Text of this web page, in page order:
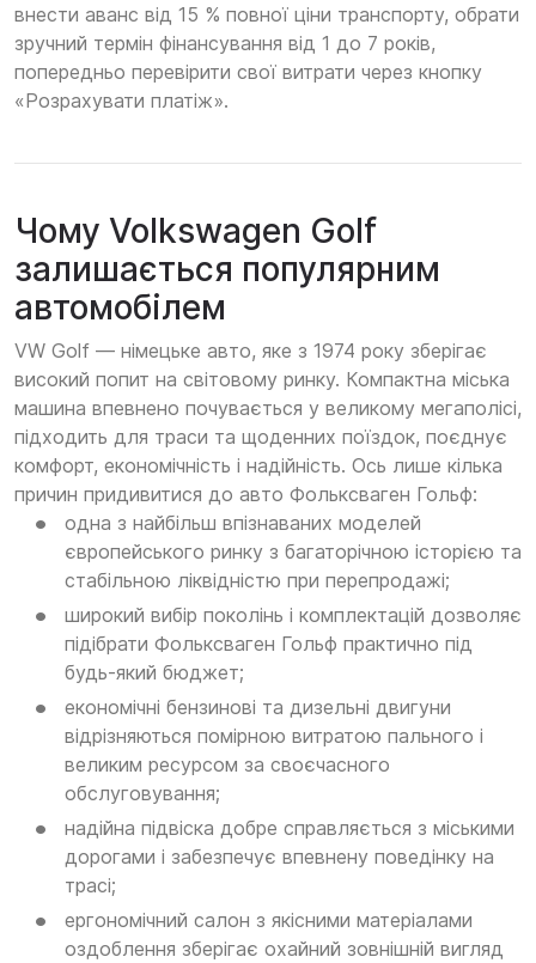
внести аванс від 15 % повної ціни транспорту, обрати
зручний термін фінансування від 1 до 7 років,
попередньо перевірити свої витрати через кнопку
«Розрахувати платіж».
Чому Volkswagen Golf
залишається популярним
автомобілем
VW Golf — німецьке авто, яке з 1974 року зберігає
високий попит на світовому ринку. Компактна міська
машина впевнено почувається у великому мегаполісі,
підходить для траси та щоденних поїздок, поєднує
комфорт, економічність і надійність. Ось лише кілька
причин придивитися до авто Фольксваген Гольф:
одна з найбільш впізнаваних моделей
європейського ринку з багаторічною історією та
стабільною ліквідністю при перепродажі;
широкий вибір поколінь і комплектацій дозволяє
підібрати Фольксваген Гольф практично під
будь-який бюджет;
економічні бензинові та дизельні двигуни
відрізняються помірною витратою пального і
великим ресурсом за своєчасного
обслуговування;
надійна підвіска добре справляється з міськими
дорогами і забезпечує впевнену поведінку на
трасі;
ергономічний салон з якісними матеріалами
оздоблення зберігає охайний зовнішній вигляд